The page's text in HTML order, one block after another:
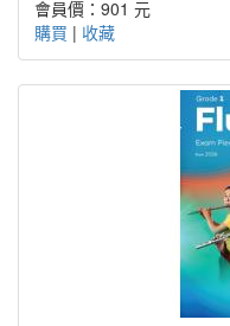
會員價：901 元
購買 | 收藏